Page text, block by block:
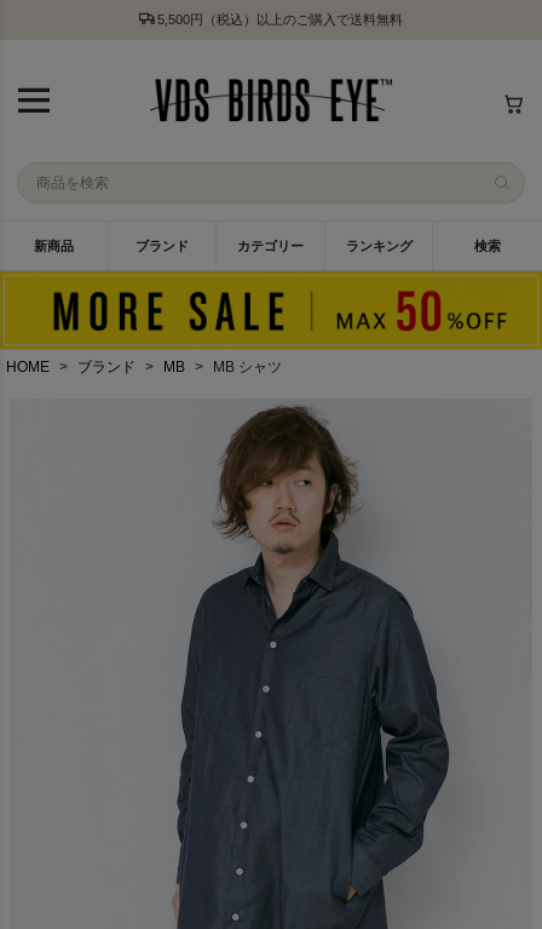
5,500円（税込）以上のご購入で送料無料
新商品 ブランド カテゴリー ランキング 検索
HOME ブランド MB MB シャツ